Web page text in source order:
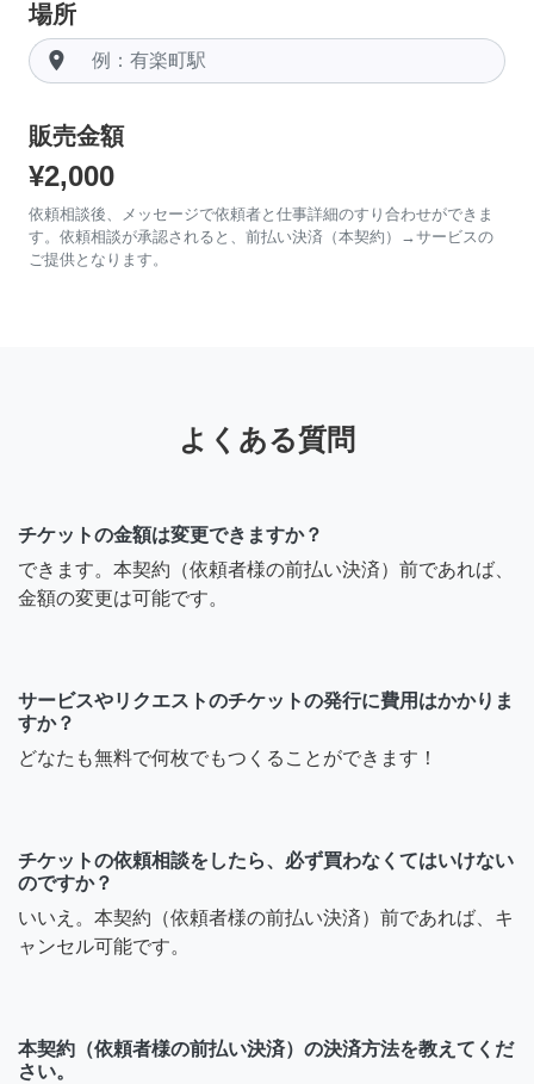
場所
room
販売金額
¥2,000
依頼相談後、メッセージで依頼者と仕事詳細のすり合わせができま
す。依頼相談が承認されると、前払い決済（本契約）→サービスの
ご提供となります。
よくある質問
チケットの金額は変更できますか？
できます。本契約（依頼者様の前払い決済）前であれば、
金額の変更は可能です。
サービスやリクエストのチケットの発行に費用はかかりま
すか？
どなたも無料で何枚でもつくることができます！
チケットの依頼相談をしたら、必ず買わなくてはいけない
のですか？
いいえ。本契約（依頼者様の前払い決済）前であれば、キ
ャンセル可能です。
本契約（依頼者様の前払い決済）の決済方法を教えてくだ
さい。